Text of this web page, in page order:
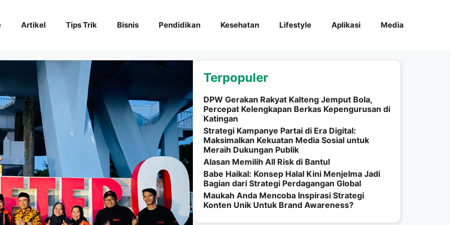
Artikel Tips Trik Bisnis Pendidikan Kesehatan Lifestyle Aplikasi Media
Terpopuler
DPW Gerakan Rakyat Kalteng Jemput Bola,
Percepat Kelengkapan Berkas Kepengurusan di
Katingan
Strategi Kampanye Partai di Era Digital:
Maksimalkan Kekuatan Media Sosial untuk
Meraih Dukungan Publik
Alasan Memilih All Risk di Bantul
Babe Haikal: Konsep Halal Kini Menjelma Jadi
Bagian dari Strategi Perdagangan Global
Maukah Anda Mencoba Inspirasi Strategi
Konten Unik Untuk Brand Awareness?